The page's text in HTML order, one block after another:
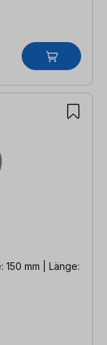
mm | Länge: